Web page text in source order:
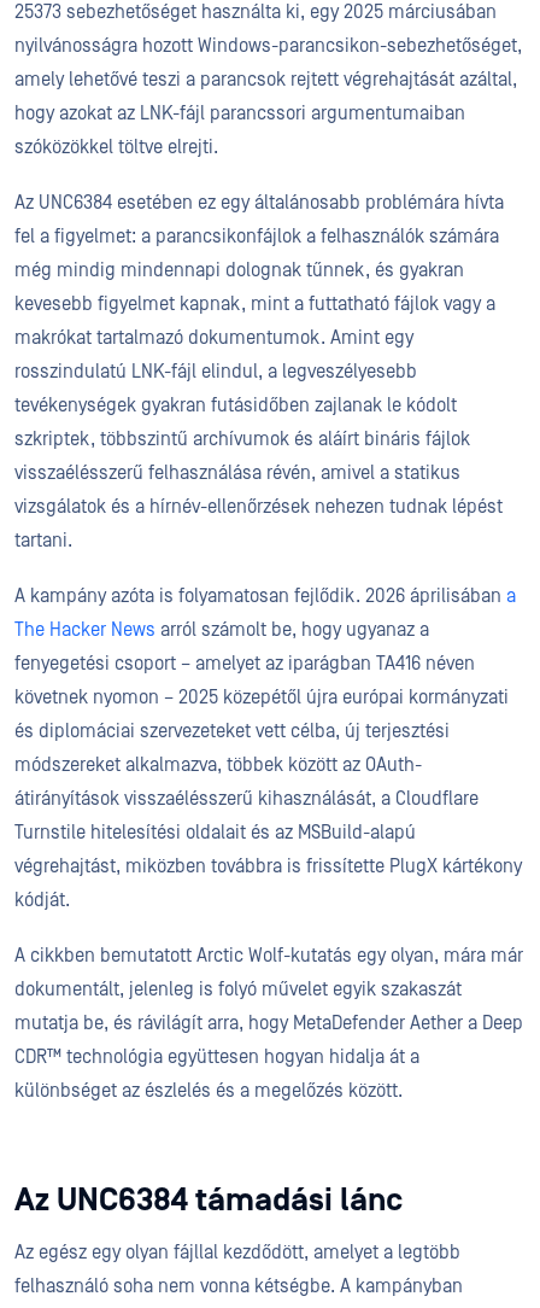
25373 sebezhetőséget használta ki, egy 2025 márciusában
nyilvánosságra hozott Windows-parancsikon-sebezhetőséget,
amely lehetővé teszi a parancsok rejtett végrehajtását azáltal,
hogy azokat az LNK-fájl parancssori argumentumaiban
szóközökkel töltve elrejti.
Az UNC6384 esetében ez egy általánosabb problémára hívta
fel a figyelmet: a parancsikonfájlok a felhasználók számára
még mindig mindennapi dolognak tűnnek, és gyakran
kevesebb figyelmet kapnak, mint a futtatható fájlok vagy a
makrókat tartalmazó dokumentumok. Amint egy
rosszindulatú LNK-fájl elindul, a legveszélyesebb
tevékenységek gyakran futásidőben zajlanak le kódolt
szkriptek, többszintű archívumok és aláírt bináris fájlok
visszaélésszerű felhasználása révén, amivel a statikus
vizsgálatok és a hírnév-ellenőrzések nehezen tudnak lépést
tartani.
A kampány azóta is folyamatosan fejlődik. 2026 áprilisában a
The Hacker News arról számolt be, hogy ugyanaz a
fenyegetési csoport – amelyet az iparágban TA416 néven
követnek nyomon – 2025 közepétől újra európai kormányzati
és diplomáciai szervezeteket vett célba, új terjesztési
módszereket alkalmazva, többek között az OAuth-
átirányítások visszaélésszerű kihasználását, a Cloudflare
Turnstile hitelesítési oldalait és az MSBuild-alapú
végrehajtást, miközben továbbra is frissítette PlugX kártékony
kódját.
A cikkben bemutatott Arctic Wolf-kutatás egy olyan, mára már
dokumentált, jelenleg is folyó művelet egyik szakaszát
mutatja be, és rávilágít arra, hogy MetaDefender Aether a Deep
CDR™ technológia együttesen hogyan hidalja át a
különbséget az észlelés és a megelőzés között.
Az UNC6384 támadási lánc
Az egész egy olyan fájllal kezdődött, amelyet a legtöbb
felhasználó soha nem vonna kétségbe. A kampányban